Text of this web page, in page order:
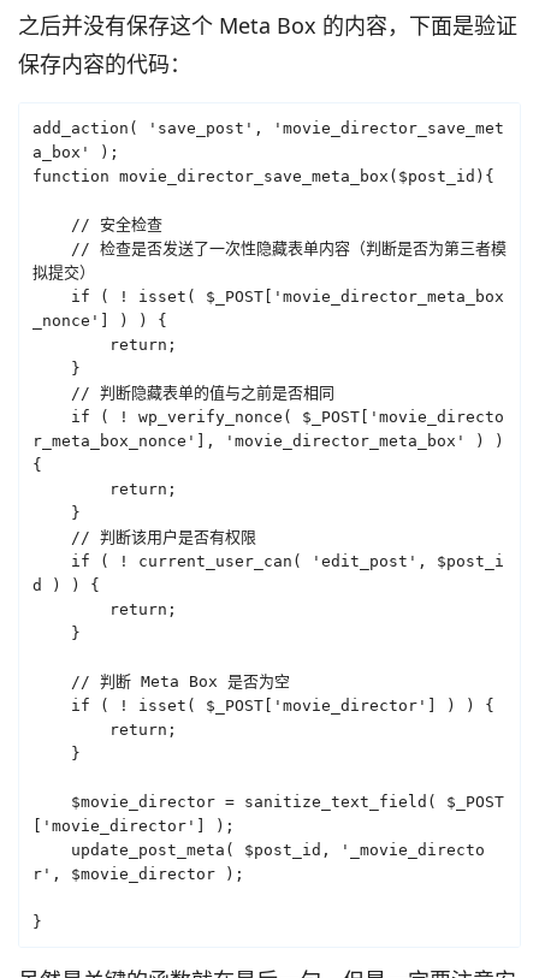
之后并没有保存这个 Meta Box 的内容，下面是验证
保存内容的代码：
add_action( 'save_post', 'movie_director_save_met
a_box' );
function movie_director_save_meta_box($post_id){
拟提交）
_nonce'] ) ) {
r_meta_box_nonce'], 'movie_director_meta_box' ) )
{
d ) ) {
['movie_director'] );
r', $movie_director );
}